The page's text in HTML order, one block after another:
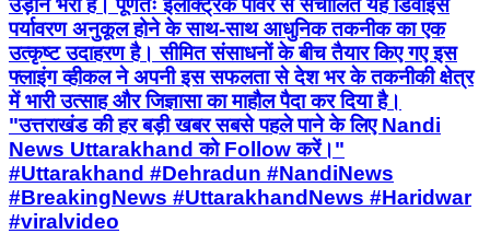
पर्यावरण अनुकूल होने के साथ-साथ आधुनिक तकनीक का एक
उत्कृष्ट उदाहरण है। सीमित संसाधनों के बीच तैयार किए गए इस
फ्लाइंग व्हीकल ने अपनी इस सफलता से देश भर के तकनीकी क्षेत्र
में भारी उत्साह और जिज्ञासा का माहौल पैदा कर दिया है।
"उत्तराखंड की हर बड़ी खबर सबसे पहले पाने के लिए Nandi
News Uttarakhand को Follow करें।"
#Uttarakhand #Dehradun #NandiNews
#BreakingNews #UttarakhandNews #Haridwar
#viralvideo